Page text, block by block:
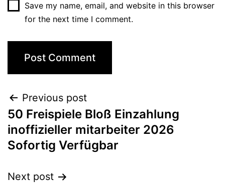
Save my name, email, and website in this browser
for the next time I comment.
Previous post
50 Freispiele Bloß Einzahlung
inoffizieller mitarbeiter 2026
Sofortig Verfügbar
Next post